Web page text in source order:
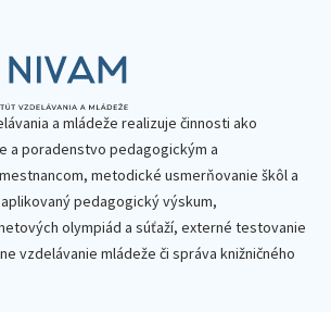
a mládeže realizuje činnosti ako
a poradenstvo pedagogickým a
metodické usmerňovanie škôl a
pedagogický výskum,
olympiád a súťaží, externé testovanie
vzdelávanie mládeže či správa knižničného